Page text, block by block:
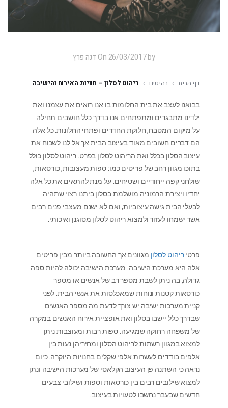
On 26/03/2017 by דנה פרץ
דף הבית › רהיטים › ריהוט לסלון – חוויות האירוח והישיבה
בבואנו לעצב את בית החלומות בו אנו רואים את עצמנו ואת
ילדינו מתבגרים ומתפתחים אנו בדרך כלל חושבים תחילה
על מיקום המטבח, חלוקת החדרים ופתחי החלונות. כל אלה
הם דברים חשובים מאוד בעיצוב הבית אך אל לנו לשכוח את
עיצוב הסלון בכלל ואת הריהוט לסלון בפרט. ריהוט לסלון כולל
בתוכו מגוון רחב של פריטים כמו: ספות מעצובות, כורסאות,
שולחני קפה ייחודיים ושטיחים. על מנת להתאים את כל אלה
יחדיו ויצירת הרמוניה מושלמת בסלון ביתנו רצוי שתהיה
לבעלי הבית גישה עיצוביות, ואם לא ישנם מעצבי פנים רבים
אשר ישמחו לעזור ולמצוא ריהוט לסלון מסוגנן ואיכותי.
פרטיריהוט לסלון מגוונים אך החשובה ביותר מבין פריטים
אלה היא מערכת הישיבה. מערכת הישיבה יכולה להיות ספה
גדולה, בה ניתן לשבת מספר רב של אנשים או מספר
כורסאות קטנות ונוחות שמאכלסות את אנשי הבית. לפני
קניית מערכות ישיבה יש צורך לדעת מה מספר האנשים
שבדרך כלל יישבו בסלון ואת אופציית אירוח האנשים במקרה
של משפחה רחוקה שמגיעה. ספות רבות ומעוצבות ניתן
למצוא במגוון רשתות לריהוט הסלון ומחיריהן נעות בין
אלפים בודדים לעשרות אלפי שקלים בחנויות היוקרה. כיום
נראה כי השתנה פן העיצוב הקלאסי של מערכות הישיבה ונתן
למצוא שילובים רבים בין כורסאות וספות ושילובי צבעים
חדשים שבעבר נחשבו לטעויות בעיצוב.